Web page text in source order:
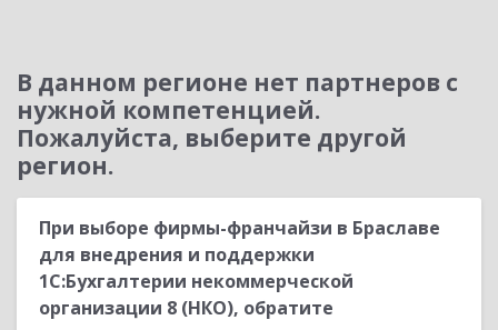
В данном регионе нет партнеров с
нужной компетенцией.
Пожалуйста, выберите другой
регион.
При выборе фирмы-франчайзи в Браславе
для внедрения и поддержки
1С:Бухгалтерии некоммерческой
организации 8 (НКО), обратите